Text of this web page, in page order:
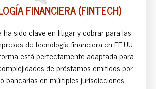
FINANCIERA (FINTECH)
ha sido clave en litigar y cobrar para las
de tecnología financiera en EE.UU.
está perfectamente adaptada para
de préstamos emitidos por
bancarias en múltiples jurisdicciones.